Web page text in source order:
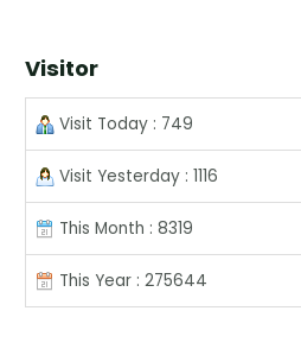
Visitor
Visit Today : 749
Visit Yesterday : 1116
This Month : 8319
This Year : 275644